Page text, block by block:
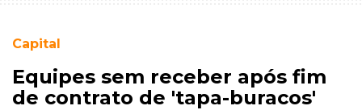
Capital
Equipes sem receber após fim
de contrato de 'tapa-buracos'